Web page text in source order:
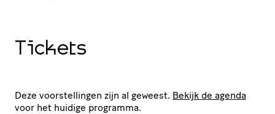
Tickets
Deze voorstellingen zijn al geweest. Bekijk de agenda
voor het huidige programma.